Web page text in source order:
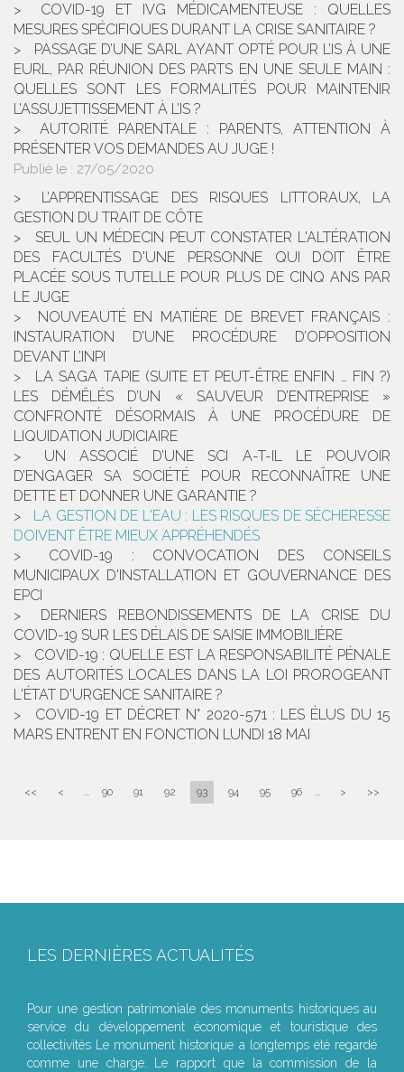
COVID-19 ET IVG MÉDICAMENTEUSE : QUELLES
MESURES SPÉCIFIQUES DURANT LA CRISE SANITAIRE ?
PASSAGE D’UNE SARL AYANT OPTÉ POUR L’IS À UNE
EURL, PAR RÉUNION DES PARTS EN UNE SEULE MAIN :
QUELLES SONT LES FORMALITÉS POUR MAINTENIR
L’ASSUJETTISSEMENT À L’IS ?
AUTORITÉ PARENTALE : PARENTS, ATTENTION À
PRÉSENTER VOS DEMANDES AU JUGE !
Publié le : 27/05/2020
L’APPRENTISSAGE DES RISQUES LITTORAUX, LA
GESTION DU TRAIT DE CÔTE
SEUL UN MÉDECIN PEUT CONSTATER L'ALTÉRATION
DES FACULTÉS D'UNE PERSONNE QUI DOIT ÊTRE
PLACÉE SOUS TUTELLE POUR PLUS DE CINQ ANS PAR
LE JUGE
NOUVEAUTÉ EN MATIÈRE DE BREVET FRANÇAIS :
INSTAURATION D’UNE PROCÉDURE D’OPPOSITION
DEVANT L’INPI
LA SAGA TAPIE (SUITE ET PEUT-ÊTRE ENFIN … FIN ?)
LES DÉMÊLÉS D’UN « SAUVEUR D’ENTREPRISE »
CONFRONTÉ DÉSORMAIS À UNE PROCÉDURE DE
LIQUIDATION JUDICIAIRE
UN ASSOCIÉ D’UNE SCI A-T-IL LE POUVOIR
D’ENGAGER SA SOCIÉTÉ POUR RECONNAÎTRE UNE
DETTE ET DONNER UNE GARANTIE ?
LA GESTION DE L'EAU : LES RISQUES DE SÉCHERESSE
DOIVENT ÊTRE MIEUX APPRÉHENDÉS
COVID-19 : CONVOCATION DES CONSEILS
MUNICIPAUX D'INSTALLATION ET GOUVERNANCE DES
EPCI
DERNIERS REBONDISSEMENTS DE LA CRISE DU
COVID-19 SUR LES DÉLAIS DE SAISIE IMMOBILIÈRE
COVID-19 : QUELLE EST LA RESPONSABILITÉ PÉNALE
DES AUTORITÉS LOCALES DANS LA LOI PROROGEANT
L'ÉTAT D'URGENCE SANITAIRE ?
COVID-19 ET DÉCRET N° 2020-571 : LES ÉLUS DU 15
MARS ENTRENT EN FONCTION LUNDI 18 MAI
<< < ... 90 91 92 93 94 95 96 ... > >>
LES DERNIÈRES ACTUALITÉS
Pour une gestion patrimoniale des monuments historiques au
service du développement économique et touristique des
collectivités Le monument historique a longtemps été regardé
comme une charge. Le rapport que la commission de la